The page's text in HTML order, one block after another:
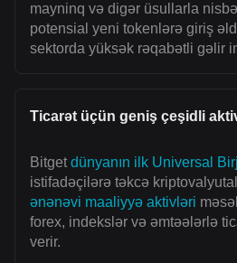
mayninq və digər üsullarla
potensial yeni tokenlərə giriş
sektorda yüksək rəqabətli gəlir
Ticarət üçün geniş çeşidli
Bitget dünyanın ilk Universal
istifadəçilərə təkcə
ənənəvi maaliyyə aktivləri
forex, indekslər və əmtəələrlə
verir.